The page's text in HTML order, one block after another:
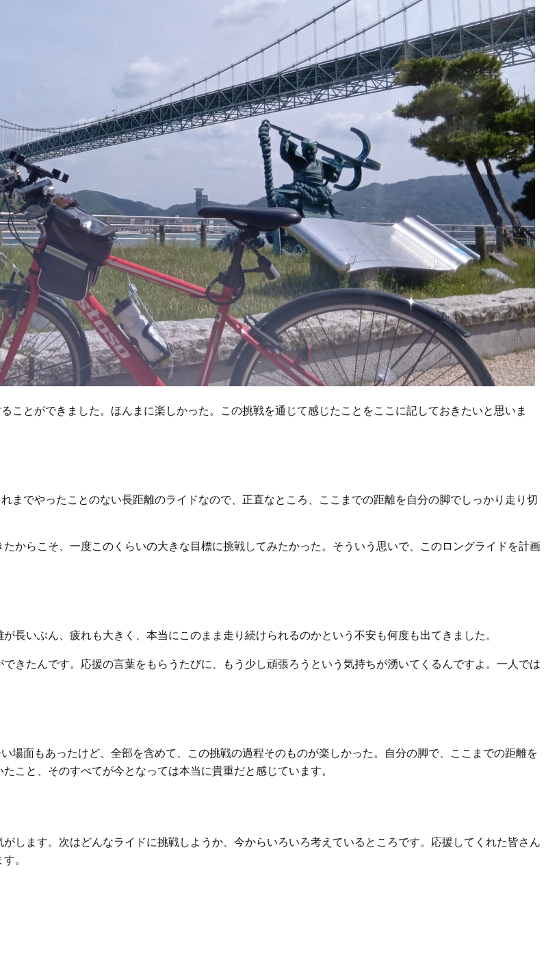
ことができました。ほんまに楽しかった。この挑戦を通じて感じたことをここに記しておきたいと思いま
までやったことのない長距離のライドなので、正直なところ、ここまでの距離を自分の脚でしっかり走り切
からこそ、一度このくらいの大きな目標に挑戦してみたかった。そういう思いで、このロングライドを計画
長いぶん、疲れも大きく、本当にこのまま走り続けられるのかという不安も何度も出てきました。
きたんです。応援の言葉をもらうたびに、もう少し頑張ろうという気持ちが湧いてくるんですよ。一人では
場面もあったけど、全部を含めて、この挑戦の過程そのものが楽しかった。自分の脚で、ここまでの距離を
こと、そのすべてが今となっては本当に貴重だと感じています。
します。次はどんなライドに挑戦しようか、今からいろいろ考えているところです。応援してくれた皆さん
。